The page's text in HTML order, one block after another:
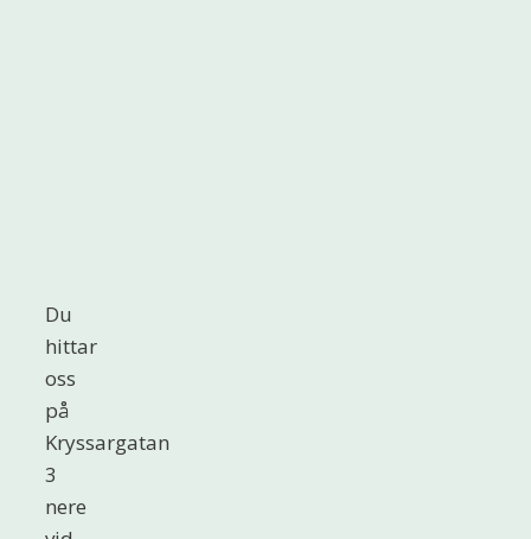
Du
hittar
oss
på
Kryssargatan
3
nere